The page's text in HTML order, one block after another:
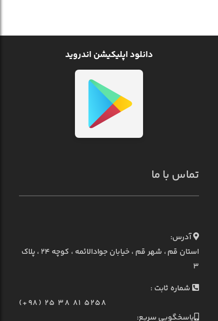
دانلود اپلیکیشن اندروید
تماس با ما
آدرس:
استان قم ، شهر قم ، خیابان جوادالائمه ، کوچه ۲۴ ، پلاک
۳
شماره ثابت :
(+98) 25 38 81 5258
پاسخگویی سریع: